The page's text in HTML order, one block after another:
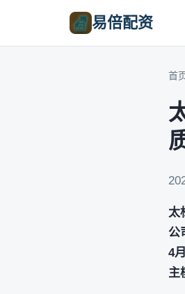
易倍配资
首
太
公
4
主